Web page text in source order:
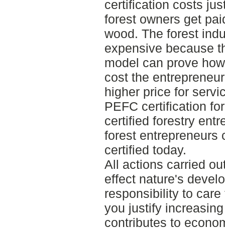
certification costs
forest owners get
wood. The forest
expensive because
model can prove
cost the
higher price for
PEFC certification
certified forestry
forest entrepreneurs
certified today.
All actions carried
effect nature's
responsibility to
you justify
contributes to